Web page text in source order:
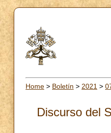
Home > Boletín > 2021 >
Discurso del